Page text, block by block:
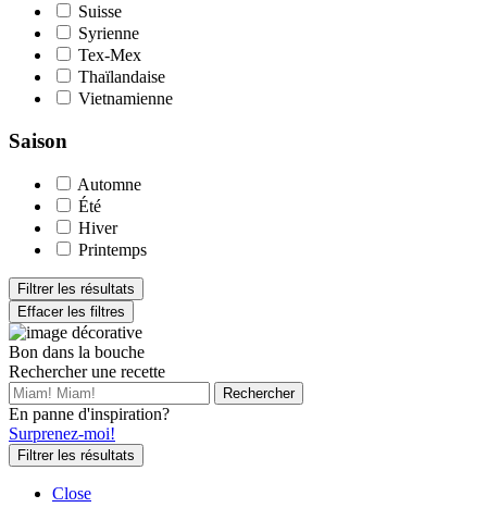
Suisse
Syrienne
Tex-Mex
Thaïlandaise
Vietnamienne
Saison
Automne
Été
Hiver
Printemps
Filtrer les résultats
Effacer les filtres
Bon dans la bouche
Rechercher une recette
En panne d'inspiration?
Surprenez-moi!
Filtrer les résultats
Close